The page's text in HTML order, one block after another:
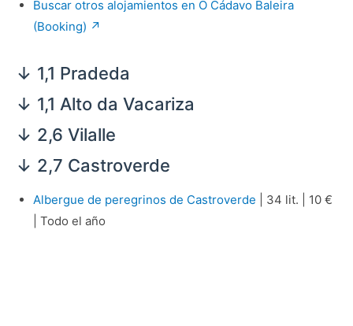
Buscar otros alojamientos en O Cádavo Baleira
(Booking) ↗
↓ 1,1 Pradeda
↓ 1,1 Alto da Vacariza
↓ 2,6 Vilalle
↓ 2,7 Castroverde
Albergue de peregrinos de Castroverde | 34 lit. | 10 €
| Todo el año